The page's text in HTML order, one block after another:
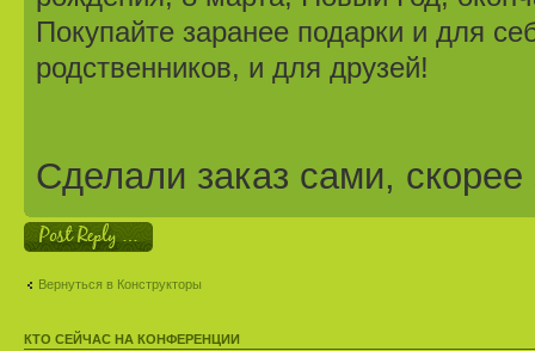
Покупайте заранее подарки и для
родственников, и для друзей!
Сделали заказ сами, скорее
Ответить
Вернуться в Конструкторы
КТО СЕЙЧАС НА КОНФЕРЕНЦИИ